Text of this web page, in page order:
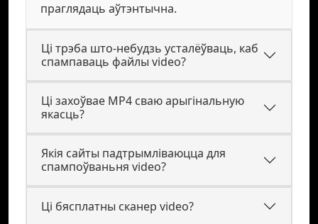
праглядаць аўтэнтычна.
Ці трэба што-небудзь усталёўваць, каб
спампаваць файлы video?
Ці захоўвае MP4 сваю арыгінальную
якасць?
Якія сайты падтрымліваюцца для
спампоўваньня video?
Ці бясплатны сканер video?